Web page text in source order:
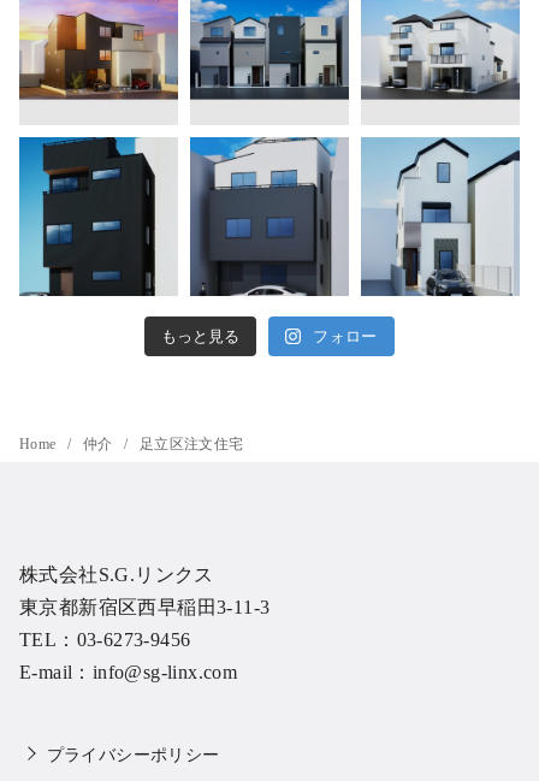
もっと見る フォロー
Home 仲介 足立区注文住宅
株式会社S.G.リンクス
東京都新宿区西早稲田3-11-3
TEL：03-6273-9456
E-mail：info@sg-linx.com
プライバシーポリシー